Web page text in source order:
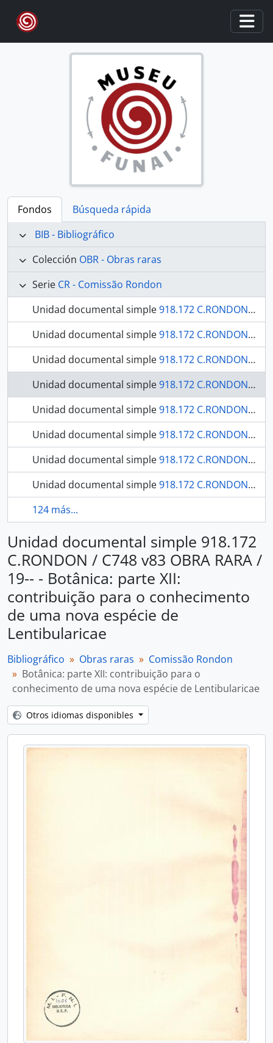
Skip to main content
Fondos
Búsqueda rápida
BIB - Bibliográfico
Colección OBR - Obras raras
Serie CR - Comissão Rondon
Unidad documental simple918.172 C.RONDON / C748 v8 OBRA RARA / 1910 - História Natural Botânica Parte I - Bromeliaceas
Unidad documental simple918.172 C.RONDON / C748 v61 OBRA RARA / 1946 - Águas termais de Mato-Grosso:: com estudos "in loco" das fontes de Palmeiras, Baía do Frade e Poíro.
Unidad documental simple918.172 C.RONDON / C748 v62 OBRA RARA / 1946 - Águas termais de Mato-Grosso:: com estudos "in loco" das fontes de Palmeiras, Baía do Frade e Poíro.
Unidad documental simple918.172 C.RONDON / C748 v83 OBRA RARA / 19-- - Botânica: parte XII: contribuição para o conhecimento de uma nova espécie de Lentibularicae
Unidad documental simple918.172 C.RONDON / C748 v1 OBRA RARA / 19-- - Relatório apresentado a Diretoria Geral dos Telegraphos e a Divisão Geral de Engenharia (G.5) do Departamento da Guerra
Unidad documental simple918.172 C.RONDON / C748 v10 OBRA RARA / 1912 - História Natural Botânica Parte III - Melastomataceas
Unidad documental simple918.172 C.RONDON / C748 v100 OBRA RARA / 1946 - 19 de Abril: o Dia do Índio as comemorações realizadas em 1944 e 1945 volume I.
Unidad documental simple918.172 C.RONDON / C748 v101 (1) OBRA RARA / 1946 - Em defesa dos brasilíndios: Conferência realizada pelo prof. Basílio de Magalhães, no auditório do Ministério da Educação e Saúde, a 24 de Abril de 1946, durante a "Semana do Índio".
124 más...
Unidad documental simple 918.172
C.RONDON / C748 v83 OBRA RARA /
19-- - Botânica: parte XII:
contribuição para o conhecimento
de uma nova espécie de
Lentibularicae
Bibliográfico Obras raras
Comissão Rondon
Botânica: parte XII: contribuição para o
conhecimento de uma nova espécie de Lentibularicae
Otros idiomas disponibles